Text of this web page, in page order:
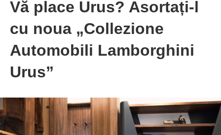
Vă place Urus? Asortați-l
cu noua „Collezione
Automobili Lamborghini
Urus”